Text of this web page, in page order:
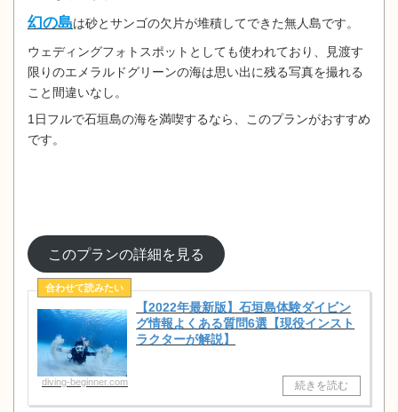
幻の島は砂とサンゴの欠片が堆積してできた無人島です。
ウェディングフォトスポットとしても使われており、見渡す
限りのエメラルドグリーンの海は思い出に残る写真を撮れる
こと間違いなし。
1日フルで石垣島の海を満喫するなら、このプランがおすすめ
です。
このプランの詳細を見る
【2022年最新版】石垣島体験ダイビン
グ情報よくある質問6選【現役インスト
ラクターが解説】
diving-beginner.com